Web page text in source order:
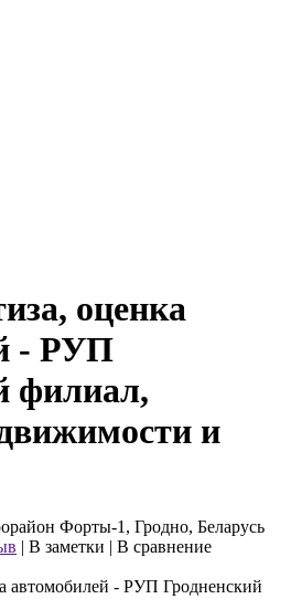
оценка
- РУП
филиал,
и
Форты-1, Гродно, Беларусь
| В заметки | В сравнение